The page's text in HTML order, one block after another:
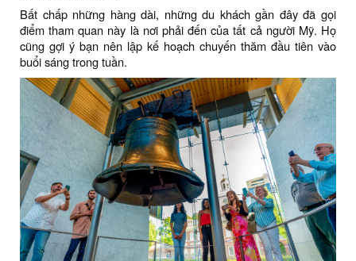
Bất chấp những hàng dài, những du khách gần đây đã gọi
điểm tham quan này là nơi phải đến của tất cả người Mỹ. Họ
cũng gợi ý bạn nên lập kế hoạch chuyến thăm đầu tiên vào
buổi sáng trong tuần.